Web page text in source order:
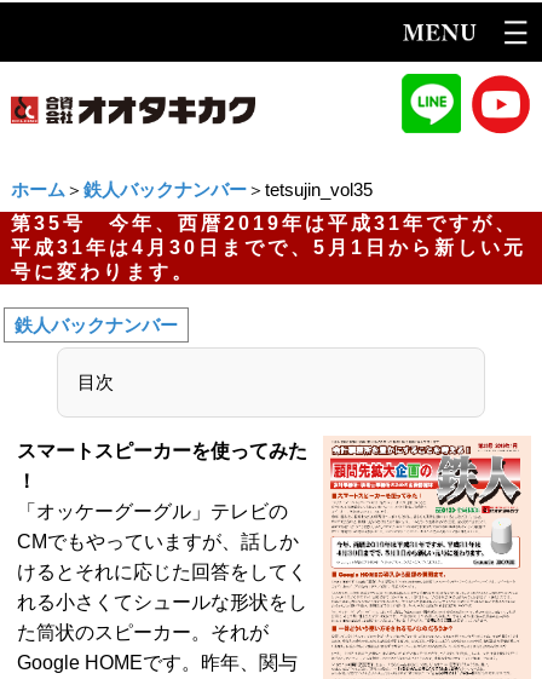
ホーム ＞ 鉄人バックナンバー＞tetsujin_vol35
第35号 今年、西暦2019年は平成31年ですが、
平成31年は4月30日までで、5月1日から新しい元
号に変わります。
鉄人バックナンバー
目次
スマートスピーカーを使ってみた
！
「オッケーグーグル」テレビの
CMでもやっていますが、話しか
けるとそれに応じた回答をしてく
れる小さくてシュールな形状をし
た筒状のスピーカー。それが
Google HOMEです。昨年、関与